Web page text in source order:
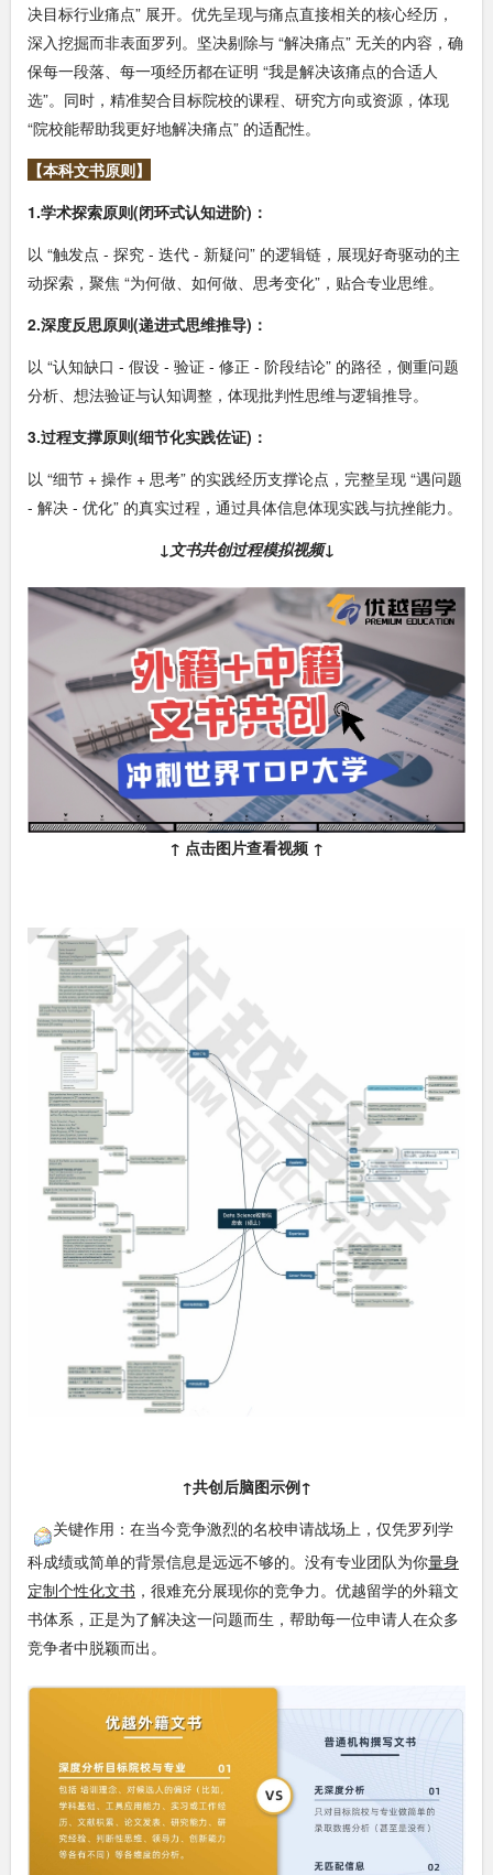
决目标行业痛点” 展开。优先呈现与痛点直接相关的核心经历，
深入挖掘而非表面罗列。坚决剔除与 “解决痛点” 无关的内容，确
保每一段落、每一项经历都在证明 “我是解决该痛点的合适人
选”。同时，精准契合目标院校的课程、研究方向或资源，体现
“院校能帮助我更好地解决痛点” 的适配性。
【本科文书原则】
1.学术探索原则(闭环式认知进阶)：
以 “触发点 - 探究 - 迭代 - 新疑问” 的逻辑链，展现好奇驱动的主
动探索，聚焦 “为何做、如何做、思考变化”，贴合专业思维。
2.深度反思原则(递进式思维推导)：
以 “认知缺口 - 假设 - 验证 - 修正 - 阶段结论” 的路径，侧重问题
分析、想法验证与认知调整，体现批判性思维与逻辑推导。
3.过程支撑原则(细节化实践佐证)：
以 “细节 + 操作 + 思考” 的实践经历支撑论点，完整呈现 “遇问题
- 解决 - 优化” 的真实过程，通过具体信息体现实践与抗挫能力。
↓文书共创过程模拟视频↓
↑ 点击图片查看视频 ↑
↑共创后脑图示例↑
关键作用：在当今竞争激烈的名校申请战场上，仅凭罗列学
科成绩或简单的背景信息是远远不够的。没有专业团队为你量身
定制个性化文书 ，很难充分展现你的竞争力。优越留学的外籍文
书体系，正是为了解决这一问题而生，帮助每一位申请人在众多
竞争者中脱颖而出。